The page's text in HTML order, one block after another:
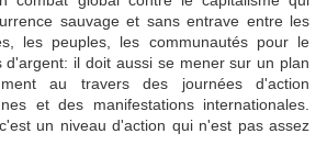
sauvage et sans entrave entre les
les peuples, les communautés pour le
d'argent: il doit aussi se mener sur un plan
au travers des journées d'action
et des manifestations internationales.
un niveau d'action qui n'est pas assez